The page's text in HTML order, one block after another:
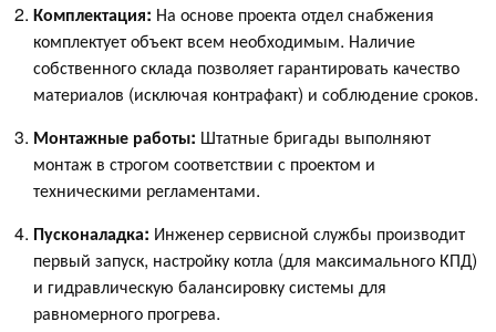
Комплектация: На основе проекта отдел снабжения
комплектует объект всем необходимым. Наличие
собственного склада позволяет гарантировать качество
материалов (исключая контрафакт) и соблюдение сроков.
Монтажные работы: Штатные бригады выполняют
монтаж в строгом соответствии с проектом и
техническими регламентами.
Пусконаладка: Инженер сервисной службы производит
первый запуск, настройку котла (для максимального КПД)
и гидравлическую балансировку системы для
равномерного прогрева.